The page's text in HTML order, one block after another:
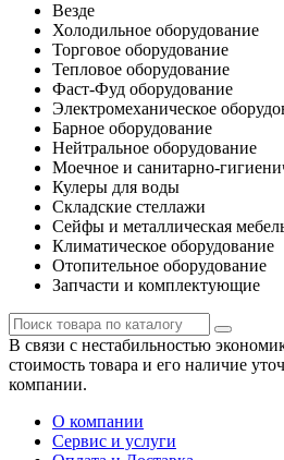
Везде
Холодильное оборудование
Торговое оборудование
Тепловое оборудование
Фаст-Фуд оборудование
Электромеханическое
Барное оборудование
Нейтральное оборудование
Моечное и санитарно-
Кулеры для воды
Складские стеллажи
Сейфы и металлическая
Климатическое оборудование
Отопительное оборудование
Запчасти и комплектующие
В связи с нестабильностью
стоимость товара и его наличие
компании.
О компании
Сервис и услуги